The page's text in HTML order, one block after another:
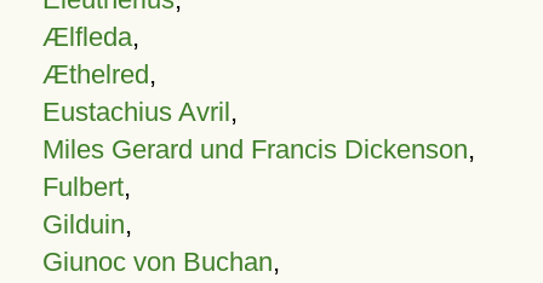
Ælfleda,
Æthelred,
Eustachius Avril,
Miles Gerard und Francis Dickenson,
Fulbert,
Gilduin,
Giunoc von Buchan,